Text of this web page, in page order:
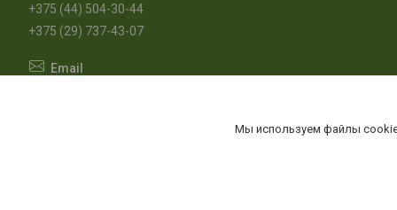
+375 (44) 504-30-44
+375 (29) 737-43-07
Мы используем файлы